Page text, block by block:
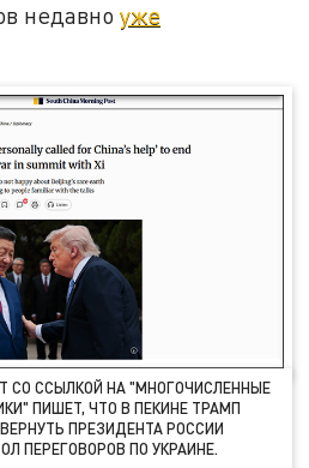
недавноуже
СО ССЫЛКОЙ НА "МНОГОЧИСЛЕННЫЕ
ПИШЕТ, ЧТО В ПЕКИНЕ ТРАМП
ПРЕЗИДЕНТА РОССИИ
ПЕРЕГОВОРОВ ПО УКРАИНЕ.